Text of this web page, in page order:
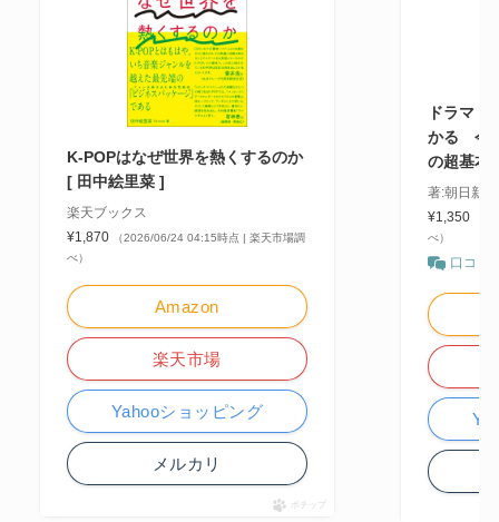
K-POPはなぜ世界を熱くするのか
[ 田中絵里菜 ]
楽天ブックス
¥1,870
（2026/06/24 04:15時点 | 楽天市場調
べ）
Amazon
楽天市場
Yahooショッピング
メルカリ
ポチップ
ドラマ・
かる 今
の超基本
著:朝日新
¥1,350
べ）
口コミ